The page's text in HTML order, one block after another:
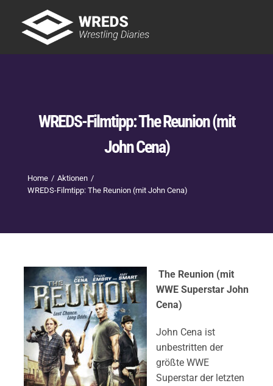
content
WREDS-Filmtipp: The Reunion (mit
John Cena)
Home
Aktionen
WREDS-Filmtipp: The Reunion (mit John Cena)
The Reunion (mit
WWE Superstar John
Cena)
John Cena ist
unbestritten der
größte WWE
Superstar der letzten